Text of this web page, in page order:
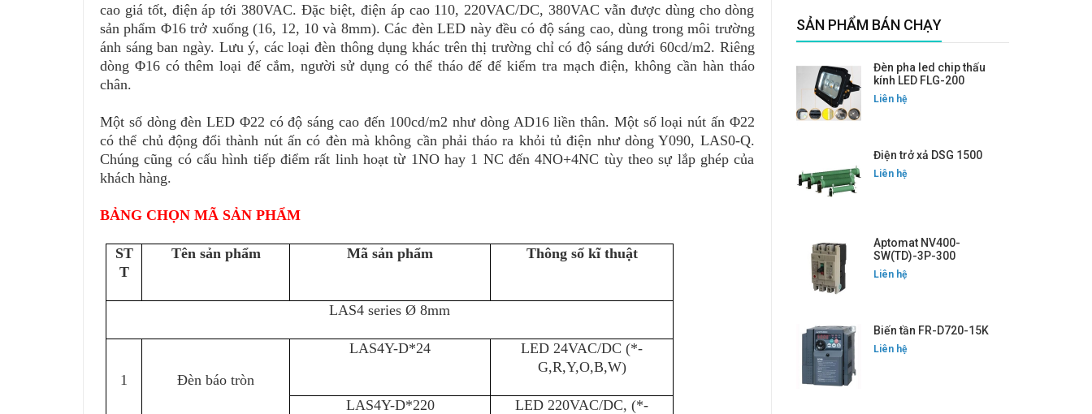
cao giá tốt, điện áp tới 380VAC. Đặc biệt, điện áp cao 110, 220VAC/DC, 380VAC vẫn được dùng cho dòng
sản phẩm Φ16 trở xuống (16, 12, 10 và 8mm). Các đèn LED này đều có độ sáng cao, dùng trong môi trường
ánh sáng ban ngày. Lưu ý, các loại đèn thông dụng khác trên thị trường chỉ có độ sáng dưới 60cd/m2. Riêng
dòng Φ16 có thêm loại đế cắm, người sử dụng có thể tháo đế để kiểm tra mạch điện, không cần hàn tháo
chân.
Một số dòng đèn LED Φ22 có độ sáng cao đến 100cd/m2 như dòng AD16 liền thân. Một số loại nút ấn Φ22
có thể chủ động đổi thành nút ấn có đèn mà không cần phải tháo ra khỏi tủ điện như dòng Y090, LAS0-Q.
Chúng cũng có cấu hình tiếp điểm rất linh hoạt từ 1NO hay 1 NC đến 4NO+4NC tùy theo sự lắp ghép của
khách hàng.
BẢNG CHỌN MÃ SẢN PHẨM
ST
T
Tên sản phẩm Mã sản phẩm Thông số kĩ thuật
LAS4 series Ø 8mm
1 Đèn báo tròn
LAS4Y-D*24
LED 24VAC/DC (*-
G,R,Y,O,B,W)
LAS4Y-D*220
LED 220VAC/DC, (*-
SẢN PHẨM BÁN CHẠY
Đèn pha led chip thấu
kính LED FLG-200
Liên hệ
Điện trở xả DSG 1500
Liên hệ
Aptomat NV400-
SW(TD)-3P-300
Liên hệ
Biến tần FR-D720-15K
Liên hệ